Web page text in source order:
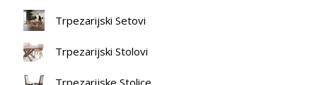
Trpezarijski Setovi
Trpezarijski Stolovi
Trpezarijske Stolice